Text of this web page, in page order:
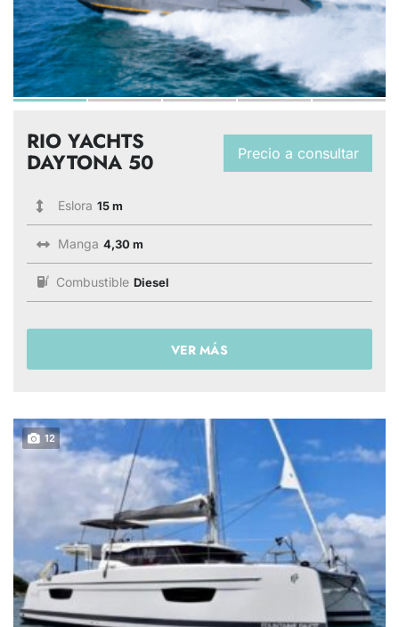
Precio a consultar
RIO YACHTS
DAYTONA 50
Eslora 15 m
Manga 4,30 m
Combustible Diesel
VER MÁS
12